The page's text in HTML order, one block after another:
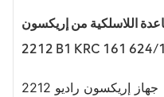
اللاسلكية من إريكسون
2212 B1 KRC 161 624/1
جهاز إريكسون راديو 2212 B1، برقم القطعة KRC 161